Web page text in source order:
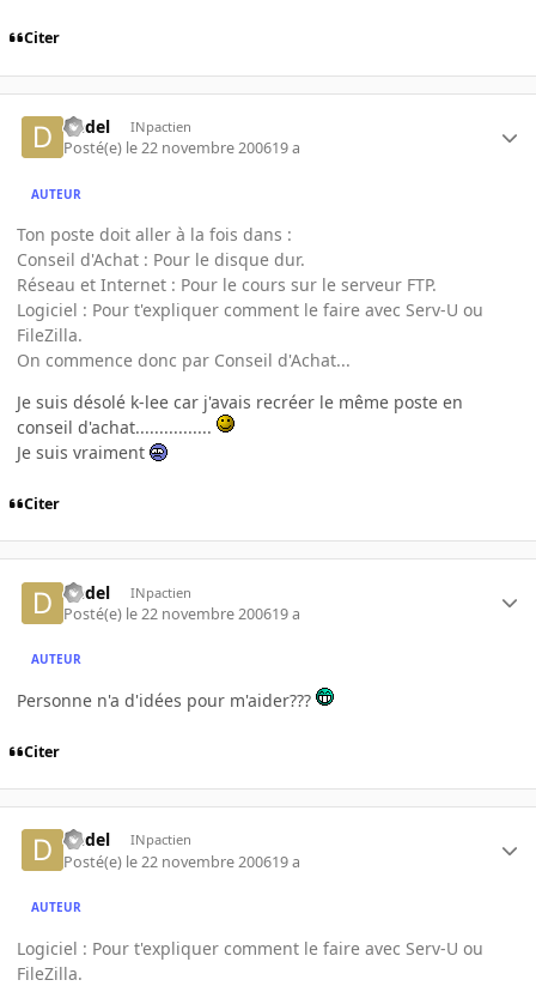
Citer
Dedel INpactien
Posté(e) le 22 novembre 200619 a
AUTEUR
Ton poste doit aller à la fois dans :
Conseil d'Achat : Pour le disque dur.
Réseau et Internet : Pour le cours sur le serveur FTP.
Logiciel : Pour t'expliquer comment le faire avec Serv-U ou
FileZilla.
On commence donc par Conseil d'Achat...
Je suis désolé k-lee car j'avais recréer le même poste en
conseil d'achat................
Je suis vraiment
Citer
Dedel INpactien
Posté(e) le 22 novembre 200619 a
AUTEUR
Personne n'a d'idées pour m'aider???
Citer
Dedel INpactien
Posté(e) le 22 novembre 200619 a
AUTEUR
Logiciel : Pour t'expliquer comment le faire avec Serv-U ou
FileZilla.